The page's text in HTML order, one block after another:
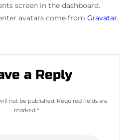
screen in the dashboard.
avatars come from Gravatar.
a Reply
not be published. Required fields are
marked *